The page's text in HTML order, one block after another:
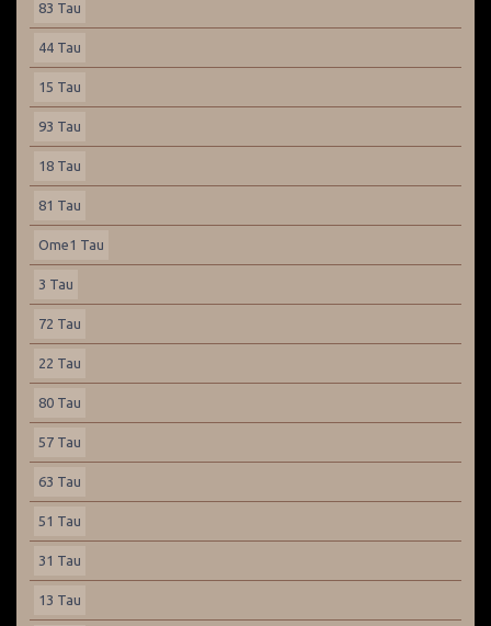
83 Tau
44 Tau
15 Tau
93 Tau
18 Tau
81 Tau
Ome1 Tau
3 Tau
72 Tau
22 Tau
80 Tau
57 Tau
63 Tau
51 Tau
31 Tau
13 Tau